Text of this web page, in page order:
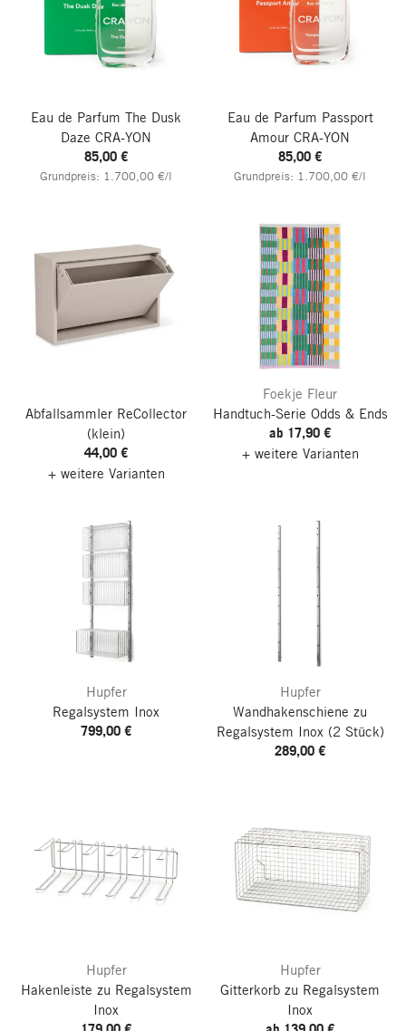
Eau de Parfum The Dusk
Daze CRA-YON
85,00 €
Grundpreis: 1.700,00 €/l
Eau de Parfum Passport
Amour CRA-YON
85,00 €
Grundpreis: 1.700,00 €/l
Abfallsammler ReCollector
(klein)
44,00 €
+ weitere Varianten
Foekje Fleur
Handtuch-Serie Odds & Ends
ab 17,90 €
+ weitere Varianten
Hupfer
Regalsystem Inox
799,00 €
Hupfer
Wandhakenschiene zu
Regalsystem Inox (2 Stück)
289,00 €
Hupfer
Hakenleiste zu Regalsystem
Inox
Hupfer
Gitterkorb zu Regalsystem
Inox